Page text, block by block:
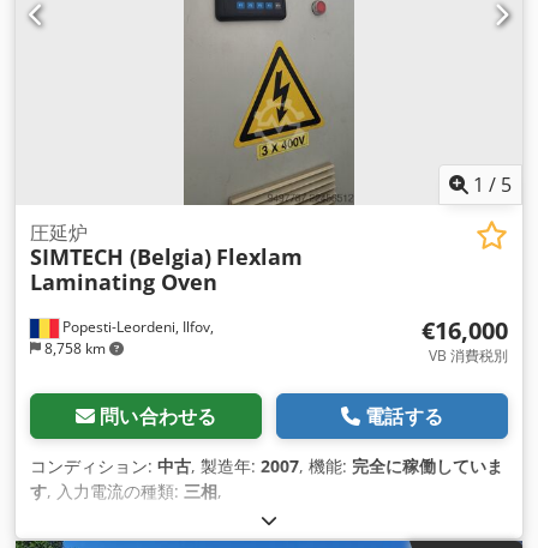
1 / 5
Popesti-Leordeni, Ilfov,
8,758 km
圧延炉
SIMTECH (Belgia) Flexlam
Laminating Oven
€16,000
VB 消費税別
問い合わせる 電話する
コンディション: 中古, 製造年: 2007, 機能: 完全に稼働していま
す, 入力電流の種類: 三相,